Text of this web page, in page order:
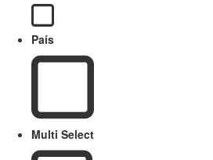
País
Multi Select